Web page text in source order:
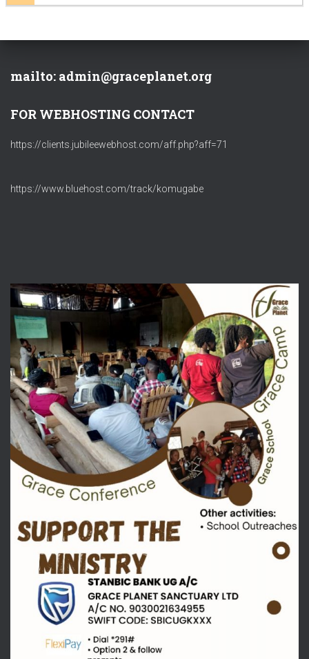
mailto: admin@graceplanet.org
FOR WEBHOSTING CONTACT
https://clients.jubileewebhost.com/aff.php?aff=71
https://www.bluehost.com/track/komugabe